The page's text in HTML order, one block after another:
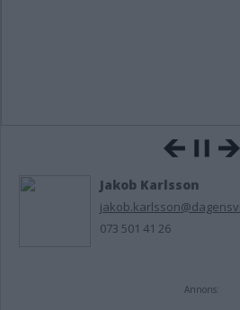
Jakob Karlsson
073 501 41 26
Annons: